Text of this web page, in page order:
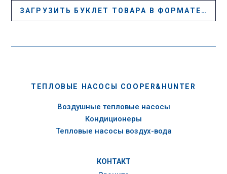
ЗАГРУЗИТЬ БУКЛЕТ ТОВАРА В ФОРМАТЕ PDF
ТЕПЛОВЫЕ НАСОСЫ COOPER&HUNTER
Воздушные тепловые насосы
Кондиционеры
Тепловые насосы воздух-вода
КОНТАКТ